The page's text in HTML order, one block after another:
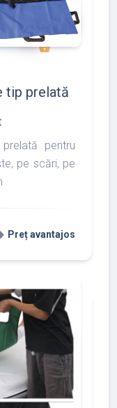
783
shopping_basket
tip prelată
pentru
pe scări, pe
Preț avantajos